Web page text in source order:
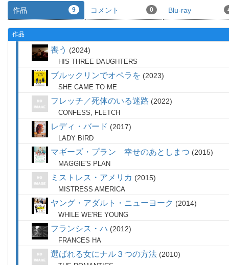
作品 9 コメント 0 Blu-ray
作品
喪う 2024
HIS THREE DAUGHTERS
ブルックリンでオペラを 2023
SHE CAME TO ME
フレッチ／死体のいる迷路 2022
CONFESS, FLETCH
レディ・バード 2017
LADY BIRD
マギーズ・プラン 幸せのあとしまつ 2015
MAGGIE'S PLAN
ミストレス・アメリカ 2015
MISTRESS AMERICA
ヤング・アダルト・ニューヨーク 2014
WHILE WE'RE YOUNG
フランシス・ハ 2012
FRANCES HA
選ばれる女にナル３つの方法 2010